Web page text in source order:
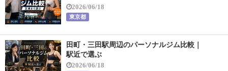
2026/06/18
東京都
田町・三田駅周辺のパーソナルジム比較｜
駅近で選ぶ
2026/06/18